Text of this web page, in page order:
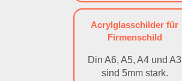
Acrylglasschilder für
Firmenschild
Din A6, A5, A4 und A3
sind 5mm stark.